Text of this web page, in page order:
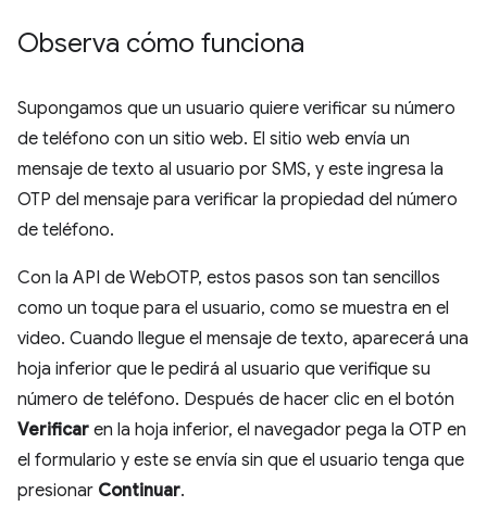
Observa cómo funciona
Supongamos que un usuario quiere verificar su número
de teléfono con un sitio web. El sitio web envía un
mensaje de texto al usuario por SMS, y este ingresa la
OTP del mensaje para verificar la propiedad del número
de teléfono.
Con la API de WebOTP, estos pasos son tan sencillos
como un toque para el usuario, como se muestra en el
video. Cuando llegue el mensaje de texto, aparecerá una
hoja inferior que le pedirá al usuario que verifique su
número de teléfono. Después de hacer clic en el botón
Verificar en la hoja inferior, el navegador pega la OTP en
el formulario y este se envía sin que el usuario tenga que
presionar Continuar.